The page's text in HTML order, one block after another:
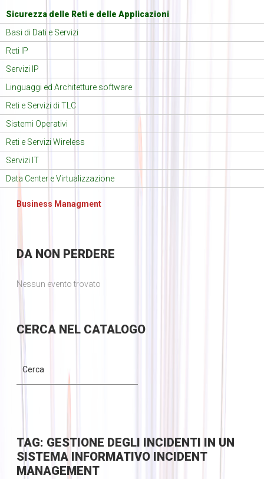
Sicurezza delle Reti e delle Applicazioni
Basi di Dati e Servizi
Reti IP
Servizi IP
Linguaggi ed Architetture software
Reti e Servizi di TLC
Sistemi Operativi
Reti e Servizi Wireless
Servizi IT
Data Center e Virtualizzazione
Business Managment
DANON PERDERE
Nessun evento trovato
CERCANEL CATALOGO
TAG: GESTIONE DEGLI INCIDENTI IN UN
SISTEMA INFORMATIVO INCIDENT
MANAGEMENT